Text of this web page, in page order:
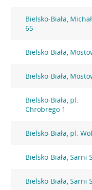
Bielsko-Biała,
65
Bielsko-Biała,
Bielsko-Biała,
Bielsko-Biała, pl.
Chrobrego 1
Bielsko-Biała, pl.
Bielsko-Biała, Sarni
Bielsko-Biała, Sarni